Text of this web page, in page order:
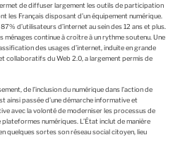
de diffuser largement les outils de participation
les Français disposant d’un équipement numérique.
d’utilisateurs d’internet au sein des 12 ans et plus.
ménages continue à croître à un rythme soutenu. Une
des usages d’internet, induite en grande
collaboratifs du Web 2.0, a largement permis de
de l’inclusion du numérique dans l’action de
ainsi passée d’une démarche informative et
avec la volonté de moderniser les processus de
numériques. L’État inclut de manière
quelques sortes son réseau social citoyen, lieu